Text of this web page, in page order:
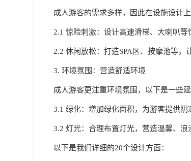
成人游客的需求多样，因此在设施设计
2.1 惊险刺激：设计高速滑梯、大喇叭等
2.2 休闲放松：打造SPA区、按摩池等，
3. 环境氛围：营造舒适环境
成人游客更注重环境氛围，以下是一些建
3.1 绿化：增加绿化面积，为游客提供阴
3.2 灯光：合理布置灯光，营造温馨、浪
以下是我们详细的20个设计方面：